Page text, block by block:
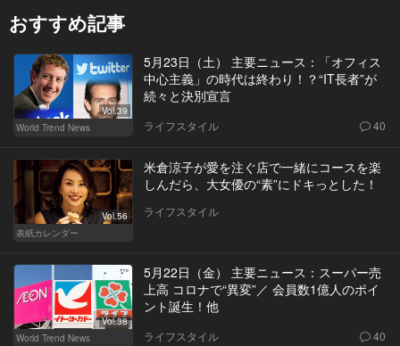
おすすめ記事
Vol.39
World Trend News
5月23日（土） 主要ニュース：「オフィス
中心主義」の時代は終わり！？“IT長者”が
続々と決別宣言
ライフスタイル 40
Vol.56
表紙カレンダー
米倉涼子が愛を注ぐ店で一緒にコースを楽
しんだら、大女優の“素”にドキっとした！
ライフスタイル
Vol.38
World Trend News
5月22日（金） 主要ニュース：スーパー売
上高 コロナで“異変”／ 会員数1億人のポイ
ント誕生！他
ライフスタイル 40